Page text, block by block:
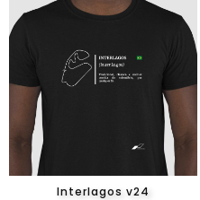
Interlagos v24